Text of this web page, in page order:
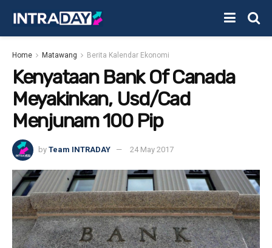
Home Matawang Berita Kalendar Ekonomi
Kenyataan Bank Of Canada
Meyakinkan, Usd/Cad
Menjunam 100 Pip
by Team INTRADAY 24 May 2017